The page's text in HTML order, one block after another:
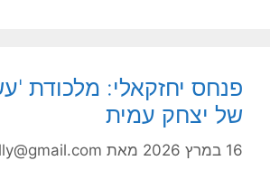
פנחס יחזקאלי: מלכודת
של יצחק עמית
16 במרץ 2026 מאת